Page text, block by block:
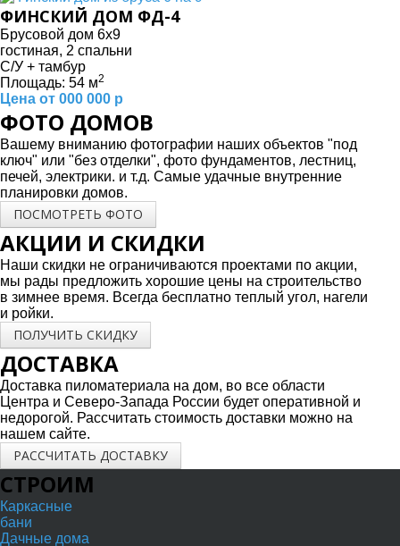
ФИНСКИЙ ДОМ ФД-4
Брусовой дом 6х9
гостиная, 2 спальни
С/У + тамбур
Площадь: 54 м2
Цена от 000 000 р
ФОТО ДОМОВ
Вашему вниманию фотографии наших объектов "под
ключ" или "без отделки", фото фундаментов, лестниц,
печей, электрики. и т.д. Самые удачные внутренние
планировки домов.
ПОСМОТРЕТЬ ФОТО
АКЦИИ И СКИДКИ
Наши скидки не ограничиваются проектами по акции,
мы рады предложить хорошие цены на строительство
в зимнее время. Всегда бесплатно теплый угол, нагели
и ройки.
ПОЛУЧИТЬ СКИДКУ
ДОСТАВКА
Доставка пиломатериала на дом, во все области
Центра и Северо-Запада России будет оперативной и
недорогой. Рассчитать стоимость доставки можно на
нашем сайте.
РАССЧИТАТЬ ДОСТАВКУ
СТРОИМ
Каркасные
бани
Дачные дома